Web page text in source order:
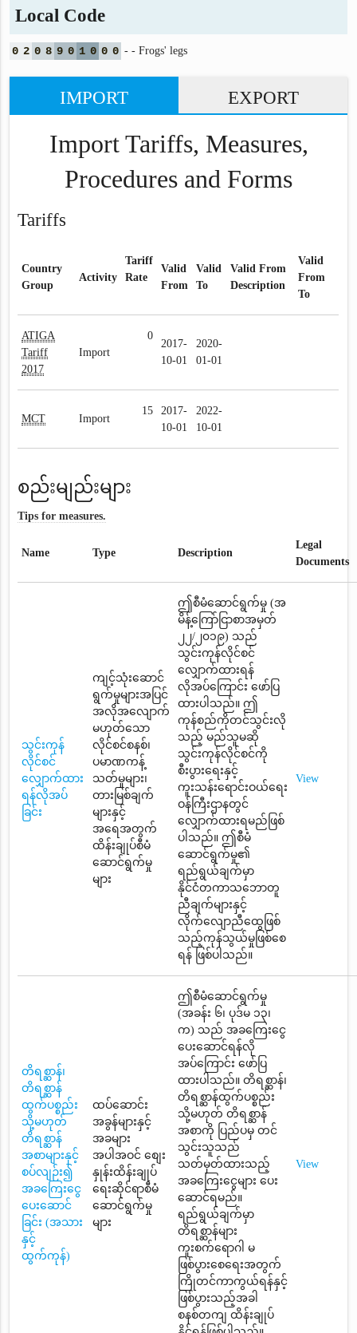
Local Code
0 2 0 8 9 0 1 0 0 0 - - Frogs' legs
IMPORT EXPORT
Import Tariffs, Measures,
Procedures and Forms
Tariffs
Country
Group
Activity
Tariff
Rate
Valid
From
Valid
To
Valid From
Description
Valid
From
To
ATIGA
Tariff
2017
Import
0
2017-
10-01
2020-
01-01
MCT Import
15
2017-
10-01
2022-
10-01
စည်းမျည်းများ
Tips for measures.
Name Type Description
Legal
Documents
သွင်းကုန်
လိုင်စင်
လျှောက်ထား
ရန်လိုအပ်
ခြင်း
ကျင့်သုံးဆောင်
ရွက်မှုများအပြင်
အလိုအလျောက်
မဟုတ်သော
လိုင်စင်စနစ်၊
ပမာဏကန့်
သတ်မှုများ၊
တားမြစ်ချက်
များနှင့်
အရေအတွက်
ထိန်းချုပ်စီမံ
ဆောင်ရွက်မှု
များ
ဤစီမံဆောင်ရွက်မှု (အ
မိန့်ကြော်ငြာစာအမှတ်
၂၂/၂၀၁၉) သည်
သွင်းကုန်လိုင်စင်
လျှောက်ထားရန်
လိုအပ်ကြောင်း ဖော်ပြ
ထားပါသည်။ ဤ
ကုန်စည်ကိုတင်သွင်းလို
သည့် မည်သူမဆို
သွင်းကုန်လိုင်စင်ကို
စီးပွားရေးနှင့်
ကူးသန်းရောင်းဝယ်ရေး
ဝန်ကြီးဌာနတွင်
လျှောက်ထားရမည်ဖြစ်
ပါသည်။ ဤစီမံ
ဆောင်ရွက်မှု၏
ရည်ရွယ်ချက်မှာ
နိုင်ငံတကာသဘောတူ
ညီချက်များနှင့်
လိုက်လျောညီထွေဖြစ်
သည့်ကုန်သွယ်မှုဖြစ်စေ
ရန် ဖြစ်ပါသည်။
View
တိရစ္ဆာန်၊
တိရစ္ဆာန်
ထွက်ပစ္စည်း
သို့မဟုတ်
တိရစ္ဆာန်
အစာများနှင့်
စပ်လျဉ်း၍
အခကြေးငွေ
ပေးဆောင်
ခြင်း (အသား
နှင့်
ထွက်ကုန်)
ထပ်ဆောင်း
အခွန်များနှင့်
အခများ
အပါအဝင် စျေး
နှုန်းထိန်းချုပ်
ရေးဆိုင်ရာစီမံ
ဆောင်ရွက်မှု
များ
ဤစီမံဆောင်ရွက်မှု
(အခန်း ၆၊ ပုဒ်မ ၁၃၊
က) သည် အခကြေးငွေ
ပေးဆောင်ရန်လို
အပ်ကြောင်း ဖော်ပြ
ထားပါသည်။ တိရစ္ဆာန်၊
တိရစ္ဆာန်ထွက်ပစ္စည်း
သို့မဟုတ် တိရစ္ဆာန်
အစာကို ပြည်ပမှ တင်
သွင်းသူသည်
သတ်မှတ်ထားသည့်
အခကြေးငွေများ ပေး
ဆောင်ရမည်။
ရည်ရွယ်ချက်မှာ
တိရစ္ဆာန်များ
ကူးစက်ရောဂါ မ
ဖြစ်ပွားစေရေးအတွက်
ကြိုတင်ကာကွယ်ရန်နှင့်
ဖြစ်ပွားသည့်အခါ
စနစ်တကျ ထိန်းချုပ်
View